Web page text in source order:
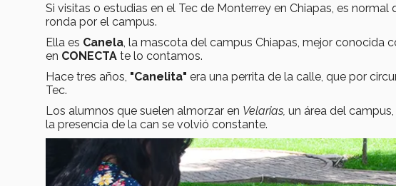
Si visitas o estudias en el Tec de Monterrey en Chiapas, es
ronda por el campus.
Ella es Canela , la mascota del campus Chiapas, mejor conocida
en CONECTA te lo contamos.
Hace tres años, "Canelita" era una perrita de la calle, que por
Tec.
Los alumnos que suelen almorzar en Velarias, un área del
la presencia de la can se volvió constante.